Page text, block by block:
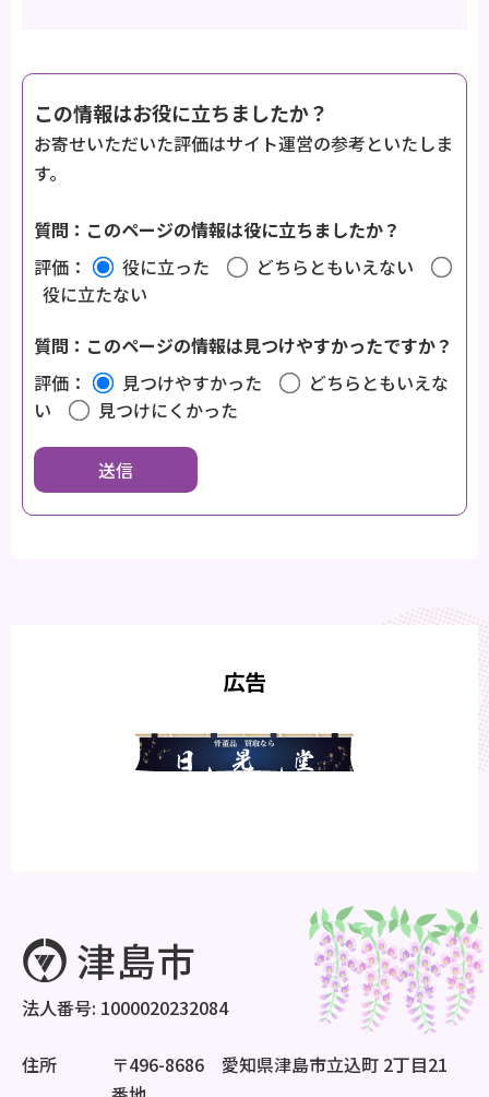
この情報はお役に立ちましたか？
お寄せいただいた評価はサイト運営の参考といたしま
す。
質問：このページの情報は役に立ちましたか？
評価：
役に立った
どちらともいえない
役に立たない
質問：このページの情報は見つけやすかったですか？
評価：
見つけやすかった
どちらともいえな
い
見つけにくかった
広告
法人番号: 1000020232084
住所
〒496-8686 愛知県津島市立込町 2丁目21